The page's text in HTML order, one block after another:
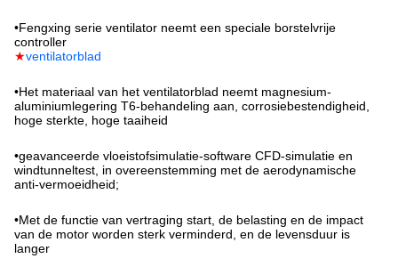
•Fengxing serie ventilator neemt een speciale borstelvrije
controller
★ventilatorblad
•Het materiaal van het ventilatorblad neemt magnesium-
aluminiumlegering T6-behandeling aan, corrosiebestendigheid,
hoge sterkte, hoge taaiheid
•geavanceerde vloeistofsimulatie-software CFD-simulatie en
windtunneltest, in overeenstemming met de aerodynamische
anti-vermoeidheid;
•Met de functie van vertraging start, de belasting en de impact
van de motor worden sterk verminderd, en de levensduur is
langer